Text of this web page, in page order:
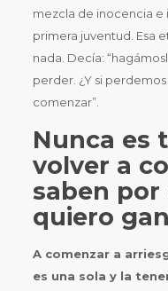
mezcla de inocencia e
primera juventud. Esa
nada. Decía:
perder. ¿Y si
comenzar”.
Nunca es
volver a
saben por
quiero
A comenzar a
es una sola y la